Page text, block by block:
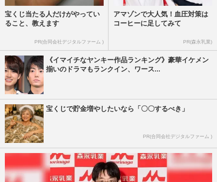
宝くじ当たる人だけがやってい
ること、教えます
PR(合同会社デジタルファーム )
アマゾンで大人気！血圧対策は
コーヒーに足してみて
PR(森永乳業)
《イマイチなヤンキー作品ランキング》豪華イケメン
揃いのドラマもランクイン、ワース...
宝くじで貯金増やしたいなら「〇〇するべき」
PR(合同会社デジタルファーム )